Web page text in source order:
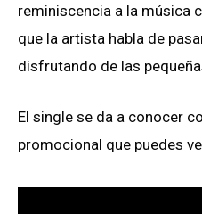
reminiscencia a la música
que la artista habla de
disfrutando de las
El single se da a conocer
promocional que puedes